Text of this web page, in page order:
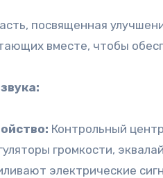
вместе, чтобы
Контрольный
громкости,
электрические